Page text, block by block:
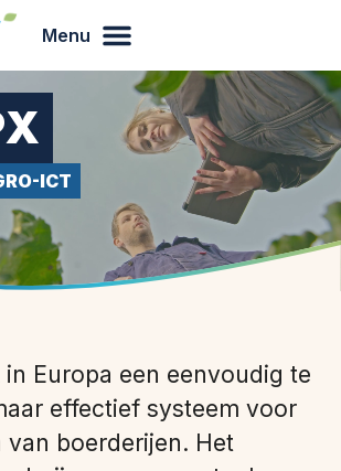
Menu
ICT
Europa een eenvoudig te
effectief systeem voor
van boerderijen. Het